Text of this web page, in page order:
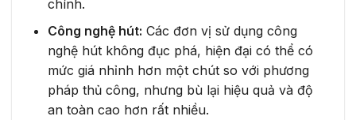
chính.
Công nghệ hút: Các đơn vị sử dụng công
nghệ hút không đục phá, hiện đại có thể có
mức giá nhỉnh hơn một chút so với phương
pháp thủ công, nhưng bù lại hiệu quả và độ
an toàn cao hơn rất nhiều.